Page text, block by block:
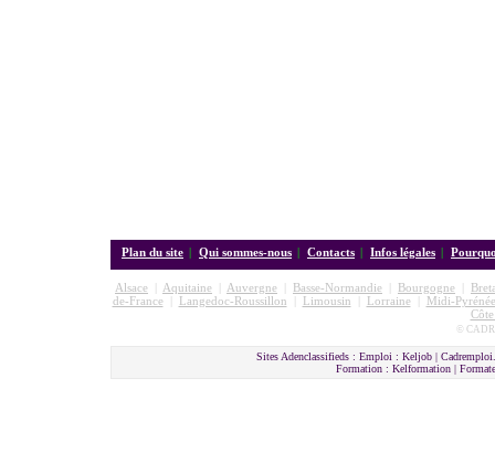
Plan du site | Qui sommes-nous | Contacts | Infos légales |
Alsace Aquitaine Auvergne Basse-Normandie Bourgogne
de-France| Langedoc-Roussillon Limousin Lorraine|
Midi-
©
Sites Adenclassifieds : Emploi : Keljob |
Formation : Kelformation |